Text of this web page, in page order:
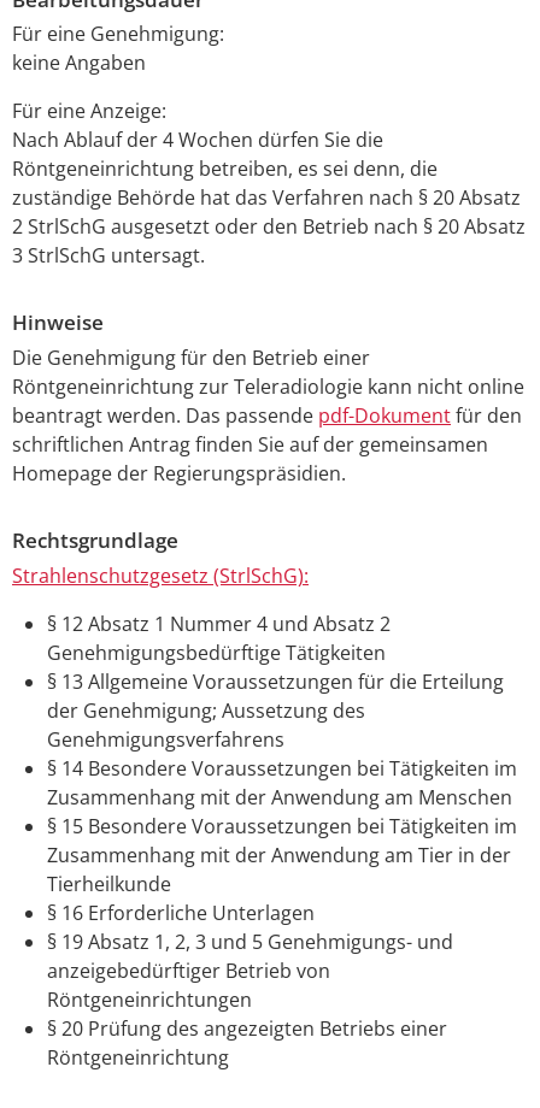
Für eine Genehmigung:
keine Angaben
Für eine Anzeige:
Nach Ablauf der 4 Wochen dürfen Sie die
Röntgeneinrichtung betreiben, es sei denn, die
zuständige Behörde hat das Verfahren nach § 20 Absatz
2 StrlSchG ausgesetzt oder den Betrieb nach § 20 Absatz
3 StrlSchG untersagt.
Hinweise
Die Genehmigung für den Betrieb einer
Röntgeneinrichtung zur Teleradiologie kann nicht online
beantragt werden. Das passende pdf-Dokumentfür den
schriftlichen Antrag finden Sie auf der gemeinsamen
Homepage der Regierungspräsidien.
Rechtsgrundlage
Strahlenschutzgesetz (StrlSchG):
§ 12 Absatz 1 Nummer 4 und Absatz 2
Genehmigungsbedürftige Tätigkeiten
§ 13 Allgemeine Voraussetzungen für die Erteilung
der Genehmigung; Aussetzung des
Genehmigungsverfahrens
§ 14 Besondere Voraussetzungen bei Tätigkeiten im
Zusammenhang mit der Anwendung am Menschen
§ 15 Besondere Voraussetzungen bei Tätigkeiten im
Zusammenhang mit der Anwendung am Tier in der
Tierheilkunde
§ 16 Erforderliche Unterlagen
§ 19 Absatz 1, 2, 3 und 5 Genehmigungs- und
anzeigebedürftiger Betrieb von
Röntgeneinrichtungen
§ 20 Prüfung des angezeigten Betriebs einer
Röntgeneinrichtung